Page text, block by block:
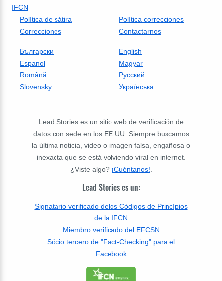
IFCN
Política de sátira
Política correcciones
Correcciones
Contactarnos
Български
English
Espanol
Magyar
Română
Русский
Slovensky
Українська
Lead Stories es un sitio web de verificación de
datos con sede en los EE.UU. Siempre buscamos
la última noticia, video o imagen falsa, engañosa o
inexacta que se está volviendo viral en internet.
¿Viste algo? ¡Cuéntanos!
Lead Stories es un:
Signatario verificado delos Códigos de Princípios
de la IFCN
Miembro verificado del EFCSN
Sócio tercero de "Fact-Checking" para el
Facebook